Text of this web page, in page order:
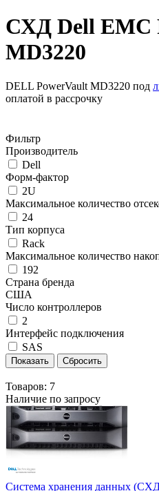
СХД Dell EMC
MD3220
DELL PowerVault MD3220 под
оплатой в рассрочку
Фильтр
Производитель
Dell
Форм-фактор
2U
Максимальное количество
24
Тип корпуса
Rack
Максимальное количество
192
Страна бренда
США
Число контроллеров
2
Интерфейс подключения
SAS
Товаров: 7
Наличие по запросу
Система хранения данных